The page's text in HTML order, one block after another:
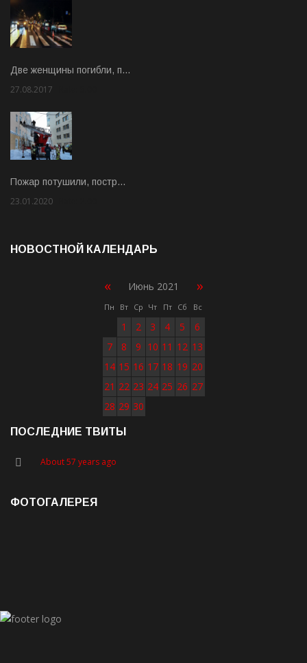
Две женщины погибли, п…
27.08.2017
Пожар потушили, постр…
23.01.2020
НОВОСТНОЙ КАЛЕНДАРЬ
« Июнь 2021 »
Пн Вт Ср Чт Пт Сб Вс
1 2 3 4 5
6
7
8 9 10 11 12 13
14 15 16 17 18 19 20
21 22 23 24 25 26 27
28 29 30
ПОСЛЕДНИЕ ТВИТЫ
About 57 years ago
ФОТОГАЛЕРЕЯ